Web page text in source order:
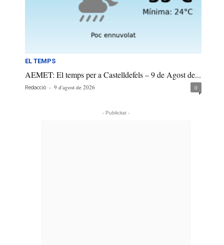
EL TEMPS
AEMET: El temps per a Castelldefels – 9 de Agost de...
Redacció - 9 d'agost de 2026 0
- Publicitat -